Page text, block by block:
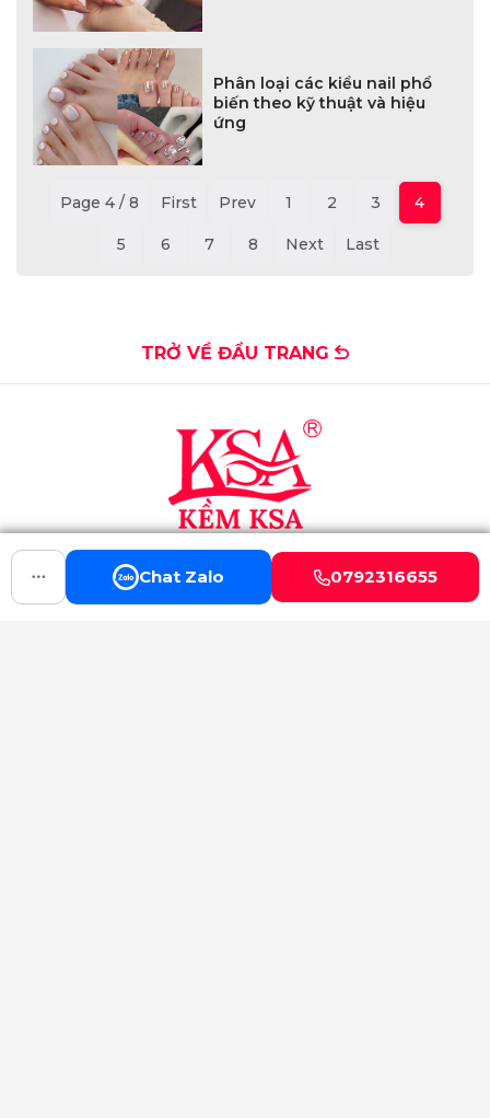
Phân loại các kiểu nail phổ
biến theo kỹ thuật và hiệu
ứng
Page 4 / 8 First Prev 1 2 3 4
5 6 7 8 Next Last
TRỞ VỀ ĐẦU TRANG
Địa chỉ:
Số 621/11 Tô ký, Trung Mỹ Tây, Quận 12, TP Hồ Chí
Chat Zalo 0792316655